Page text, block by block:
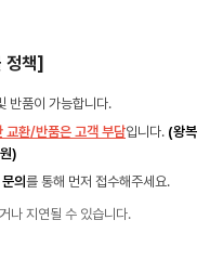
정책]
반품이 가능합니다.
교환/반품은 고객 부담입니다. (왕복
)
의를 통해 먼저 접수해주세요.
나 지연될 수 있습니다.